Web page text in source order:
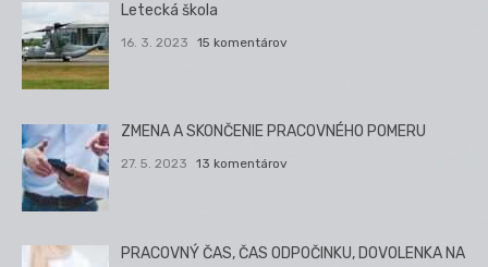
Letecká škola
16. 3. 2023 15 komentárov
ZMENA A SKONČENIE PRACOVNÉHO POMERU
27. 5. 2023 13 komentárov
PRACOVNÝ ČAS, ČAS ODPOČINKU, DOVOLENKA NA